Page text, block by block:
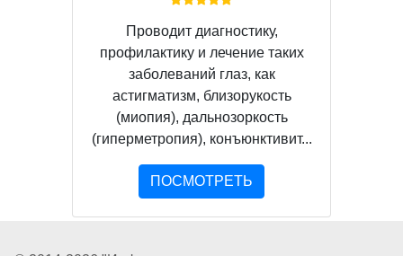
Проводит диагностику,
профилактику и лечение таких
заболеваний глаз, как
астигматизм, близорукость
(миопия), дальнозоркость
(гиперметропия), конъюнктивит...
ПОСМОТРЕТЬ